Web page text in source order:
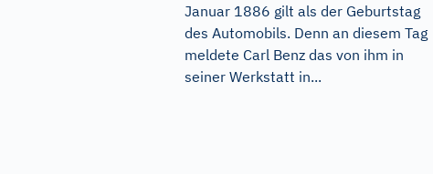
Januar 1886 gilt als der Geburtstag
des Automobils. Denn an diesem Tag
meldete Carl Benz das von ihm in
seiner Werkstatt in...